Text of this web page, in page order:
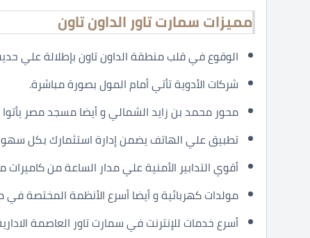
مميزات سمارت تاور الداون تاون
الوقوع في قلب منطقة الداون تاون بإطلالة علي حديقة
شركات الأدوية تأتي أمام المول بصورة مباشرة.
محور محمد بن زايد الشمالي و أيضا مسجد مصر
تطبيق علي الهاتف يضمن إدارة استثمارك بكل
أقوي التدابير الأمنية علي مدار الساعة من
مولدات كهربائية و أيضا أسرع الأنظمة المختصة في
أسرع خدمات للإنترنت في سمارت تاور العاصمة